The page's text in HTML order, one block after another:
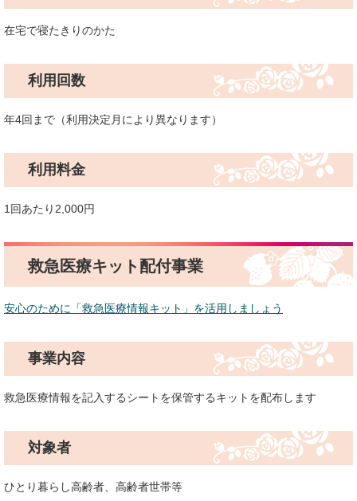
在宅で寝たきりのかた
利用回数
年4回まで（利用決定月により異なります）
利用料金
1回あたり2,000円
救急医療キット配付事業
安心のために「救急医療情報キット」を活用しましょう
事業内容
救急医療情報を記入するシートを保管するキットを配布します
対象者
ひとり暮らし高齢者、高齢者世帯等